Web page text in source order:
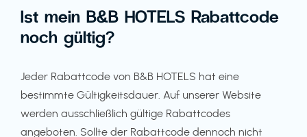
Ist mein B&B HOTELS Rabattcode
noch gültig?
Jeder Rabattcode von B&B HOTELS hat eine
bestimmte Gültigkeitsdauer. Auf unserer Website
werden ausschließlich gültige Rabattcodes
angeboten. Sollte der Rabattcode dennoch nicht